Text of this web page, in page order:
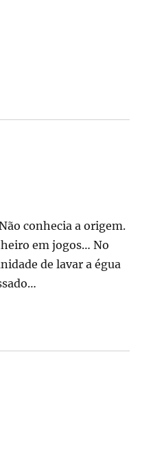
conhecia a origem.
em jogos… No
de lavar a égua